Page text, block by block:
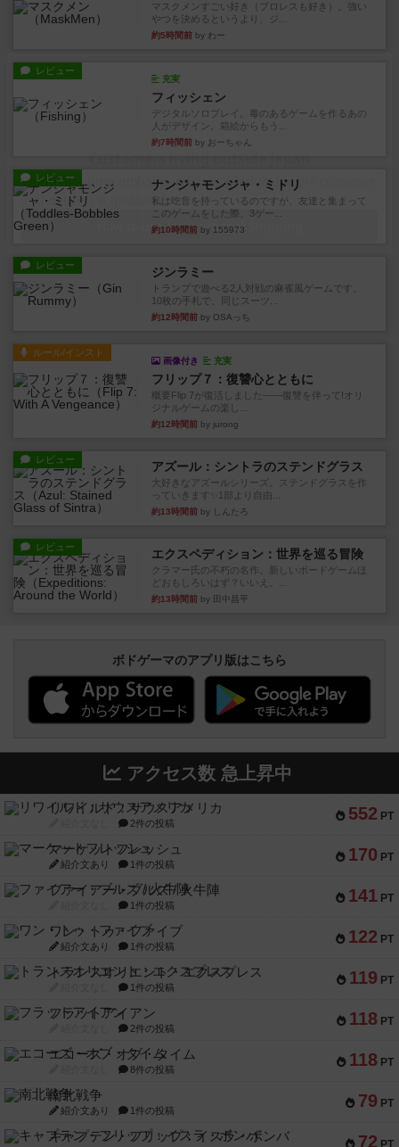
マスクメンすごい好き（プロレスも好き）。強い
やつを決めるというより、ジ...
約5時間前 by わー
レビュー
充実
フィッシェン
デジタルソロプレイ。毒のあるゲームを作るあの
人がデザイン。箱絵からもう...
約7時間前 by おーちゃん
レビュー ナンジャモンジャ・ミドリ
私は吃音を持っているのですが、友達と集まって
このゲームをした際、3ゲー...
約10時間前 by 155973
レビュー ジンラミー
トランプで遊べる2人対戦の麻雀風ゲームです。
10枚の手札で、同じスーツ...
約12時間前 by OSAっち
ルール/インスト
画像付き 充実
フリップ７：復讐心とともに
概要Flip 7が復活しました――復讐を伴って!オリ
ジナルゲームの楽し...
約12時間前 by jurong
レビュー アズール：シントラのステンドグラス
大好きなアズールシリーズ。ステンドグラスを作
っていきます✨1部より自由...
約13時間前 by しんたろ
レビュー エクスペディション：世界を巡る冒険
クラマー氏の不朽の名作。新しいボードゲームほ
どおもしろいはず？いいえ。...
約13時間前 by 田中昌平
ボドゲーマのアプリ版はこちら
アクセス数 急上昇中
552 PT
リワイルド：サウスアメリカ
2件の投稿
170 PT
マーケットフレッシュ
紹介文あり 1件の投稿
141 PT
ファイアー・ブルズ / 火牛陣
1件の投稿
122 PT
ワン・トゥ・ファイブ
紹介文あり 1件の投稿
119 PT
トランスオリエント・エクスプレス
1件の投稿
118 PT
フラットアイアン
2件の投稿
118 PT
エコーズ・オブ・タイム
8件の投稿
79 PT
南北戦争
紹介文あり 1件の投稿
72
キャプテン・フリップ：イスラ・ボンバ